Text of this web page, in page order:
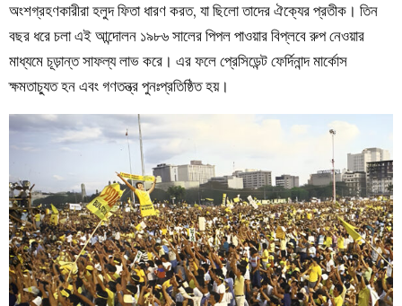
অংশগ্রহণকারীরা হলুদ ফিতা ধারণ করত, যা ছিলো তাদের ঐক্যের প্রতীক। তিন
বছর ধরে চলা এই আন্দোলন ১৯৮৬ সালের পিপল পাওয়ার বিপ্লবে রুপ নেওয়ার
মাধ্যমে চূড়ান্ত সাফল্য লাভ করে। এর ফলে প্রেসিডেন্ট ফের্দিনান্দ মার্কোস
ক্ষমতাচ্যুত হন এবং গণতন্ত্র পুনঃপ্রতিষ্ঠিত হয়।